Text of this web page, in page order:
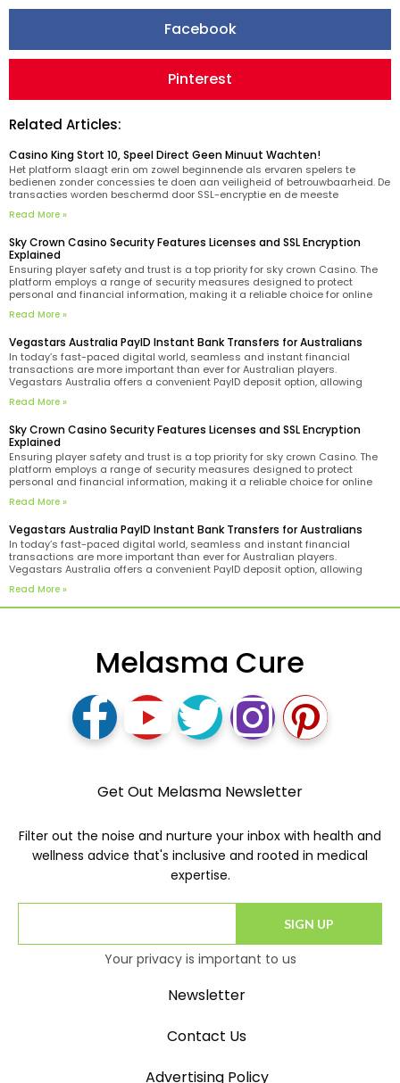
Facebook
Pinterest
Related Articles:
Casino King Stort 10, Speel Direct Geen Minuut Wachten!
Het platform slaagt erin om zowel beginnende als ervaren spelers te
bedienen zonder concessies te doen aan veiligheid of betrouwbaarheid. De
transacties worden beschermd door SSL-encryptie en de meeste
king beveiligd met moderne encryptietechnologie en vereist alleen je
Read More »
Sky Crown Casino Security Features Licenses and SSL Encryption
Explained
Ensuring player safety and trust is a top priority for sky crown Casino. The
platform employs a range of security measures designed to protect
personal and financial information, making it a reliable choice for online
its Curacao license.
Read More »
Vegastars Australia PayID Instant Bank Transfers for Australians
In today’s fast-paced digital world, seamless and instant financial
transactions are more important than ever for Australian players.
Vegastars Australia offers a convenient PayID deposit option, allowing
needs of Aussie players. PayID technology simplifies the process by
Read More »
Sky Crown Casino Security Features Licenses and SSL Encryption
Explained
Ensuring player safety and trust is a top priority for sky crown Casino. The
platform employs a range of security measures designed to protect
personal and financial information, making it a reliable choice for online
its Curacao license.
Read More »
Vegastars Australia PayID Instant Bank Transfers for Australians
In today’s fast-paced digital world, seamless and instant financial
transactions are more important than ever for Australian players.
Vegastars Australia offers a convenient PayID deposit option, allowing
needs of Aussie players. PayID technology simplifies the process by
enabling
Read More »
Melasma Cure
Get Out Melasma Newsletter
Filter out the noise and nurture your inbox with health and
wellness advice that's inclusive and rooted in medical
expertise.
SIGN UP
Your privacy is important to us
Newsletter
Contact Us
Advertising Policy